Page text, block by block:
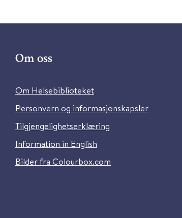
Om oss
Om Helsebiblioteket
Personvern og informasjonskapsler
Tilgjengelighetserklæring
Information in English
Bilder fra Colourbox.com